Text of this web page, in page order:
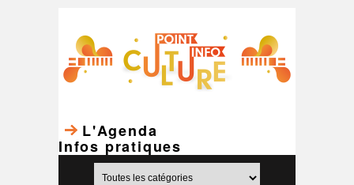
L'Agenda
Infos pratiques